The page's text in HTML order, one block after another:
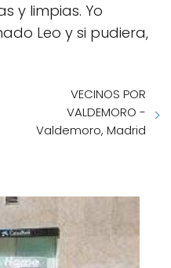
y limpias. Yo
Leo y si pudiera,
VECINOS POR
VALDEMORO -
Valdemoro, Madrid